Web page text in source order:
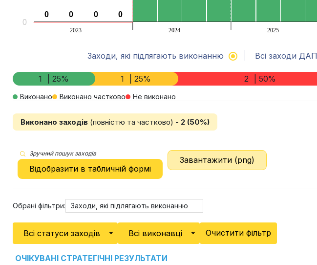
0
0 0
0 0
0 0
0
2023 2024 2025
0
Заходи, які підлягають виконанню Всі заходи ДАП
1 | 25% 1 | 25% 2 | 50%
Виконано Виконано частково Не виконано
Виконано заходів(повністю та частково) - 2 (50%)
Зручний пошук заходів
Відобразити в табличній формі
Завантажити (png)
Обрані фільтри: Заходи, які підлягають виконанню
Всі статуси заходів Всі виконавці Очистити фільтр
ОЧІКУВАНІ СТРАТЕГІЧНІ РЕЗУЛЬТАТИ